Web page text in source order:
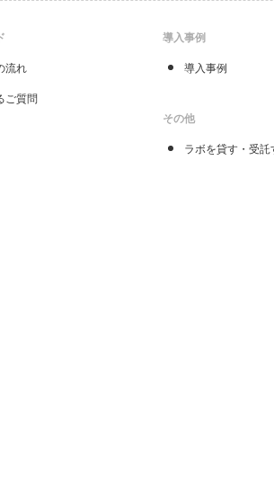
流れ
ご質問
導入事例
導入事例
その他
ラボを貸す・受託